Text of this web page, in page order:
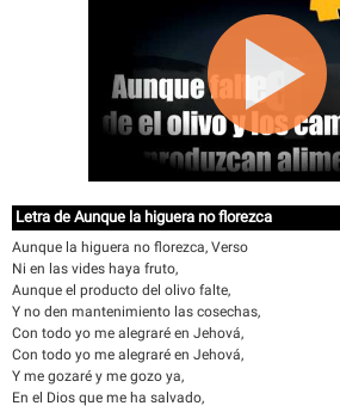
Letra de Aunque la higuera no florezca
Aunque la higuera no florezca, Verso
Ni en las vides haya fruto,
Aunque el producto del olivo falte,
Y no den mantenimiento las cosechas,
Con todo yo me alegraré en Jehová,
Con todo yo me alegraré en Jehová,
Y me gozaré y me gozo ya,
En el Dios que me ha salvado,